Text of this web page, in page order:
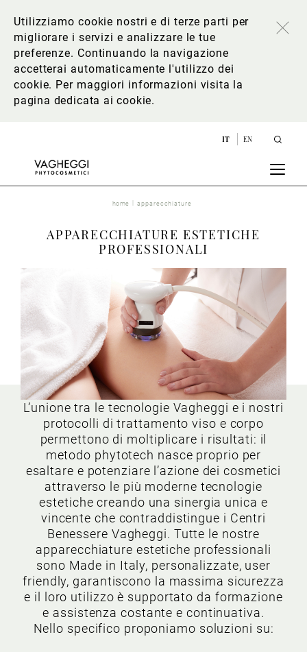
Utilizziamo cookie nostri e di terze parti per
migliorare i servizi e analizzare le tue
preferenze. Continuando la navigazione
accetterai automaticamente l'utilizzo dei
cookie. Per maggiori informazioni visita la
pagina dedicata ai cookie.
IT EN
home apparecchiature
APPARECCHIATURE ESTETICHE
PROFESSIONALI
L’unione tra le tecnologie Vagheggi e i nostri
protocolli di trattamento viso e corpo
permettono di moltiplicare i risultati: il
metodo phytotech nasce proprio per
esaltare e potenziare l’azione dei cosmetici
attraverso le più moderne tecnologie
estetiche creando una sinergia unica e
vincente che contraddistingue i Centri
Benessere Vagheggi. Tutte le nostre
apparecchiature estetiche professionali
sono Made in Italy, personalizzate, user
friendly, garantiscono la massima sicurezza
e il loro utilizzo è supportato da formazione
e assistenza costante e continuativa.
Nello specifico proponiamo soluzioni su: